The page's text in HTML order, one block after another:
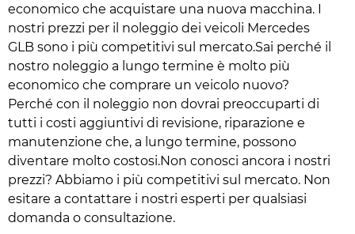
economico che acquistare una nuova macchina. I
nostri prezzi per il noleggio dei veicoli Mercedes
GLB sono i più competitivi sul mercato.Sai perché il
nostro noleggio a lungo termine è molto più
economico che comprare un veicolo nuovo?
Perché con il noleggio non dovrai preoccuparti di
tutti i costi aggiuntivi di revisione, riparazione e
manutenzione che, a lungo termine, possono
diventare molto costosi.Non conosci ancora i nostri
prezzi? Abbiamo i più competitivi sul mercato. Non
esitare a contattare i nostri esperti per qualsiasi
domanda o consultazione.